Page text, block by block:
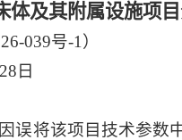
及其附属设施项
039号-1）
日
误将该项目技术参数